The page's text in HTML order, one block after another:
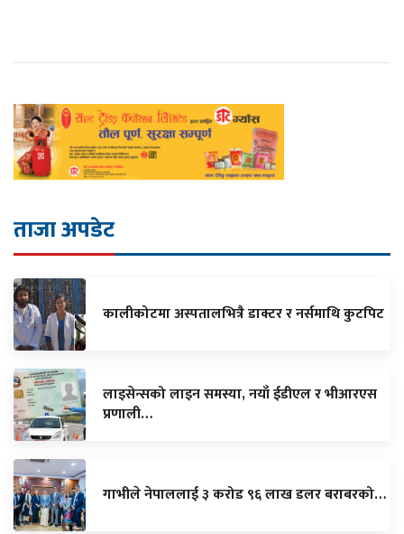
ताजा अपडेट
कालीकोटमा अस्पतालभित्रै डाक्टर र नर्समाथि कुटपिट
लाइसेन्सको लाइन समस्या, नयाँ ईडीएल र भीआरएस
प्रणाली…
गाभीले नेपाललाई ३ करोड ९६ लाख डलर बराबरको…